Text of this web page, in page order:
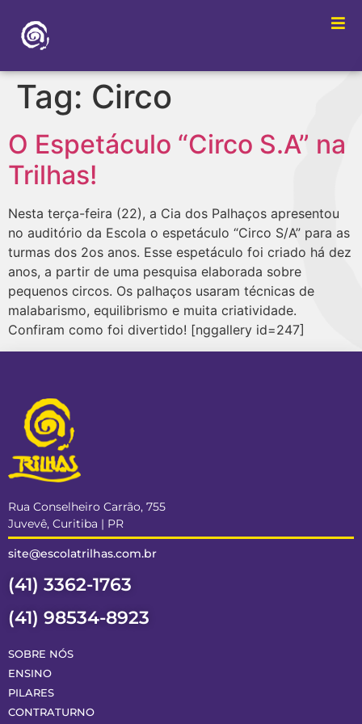
Tag: Circo
O Espetáculo “Circo S.A” na
Trilhas!
Nesta terça-feira (22), a Cia dos Palhaços apresentou
no auditório da Escola o espetáculo “Circo S/A” para as
turmas dos 2os anos. Esse espetáculo foi criado há dez
anos, a partir de uma pesquisa elaborada sobre
pequenos circos. Os palhaços usaram técnicas de
malabarismo, equilibrismo e muita criatividade.
Confiram como foi divertido! [nggallery id=247]
Rua Conselheiro Carrão, 755
Juvevê, Curitiba | PR
site@escolatrilhas.com.br
(41) 3362-1763
(41) 98534-8923
SOBRE NÓS
ENSINO
PILARES
CONTRATURNO